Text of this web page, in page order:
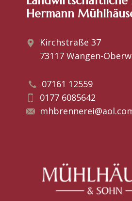
Hermann
Kirchstraße 37
73117 Wangen-
07161 12559
0177 6085642